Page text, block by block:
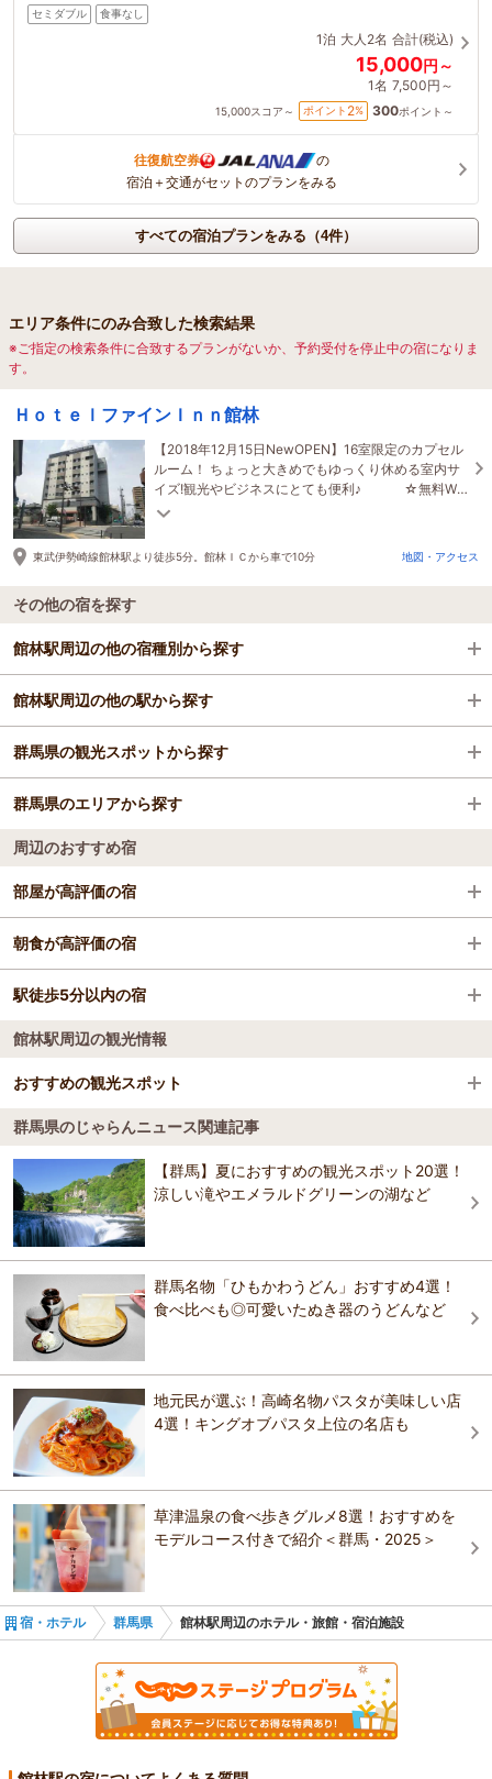
セミダブル 食事なし
1泊 大人2名 合計(税込)
15,000円～
1名 7,500円～
15,000スコア～ ポイント 2% 300ポイント～
往復航空券
の
宿泊＋交通がセットのプランをみる
すべての宿泊プランをみる（4件）
エリア条件にのみ合致した検索結果
※ご指定の検索条件に合致するプランがないか、予約受付を停止中の宿になりま
す。
ＨｏｔｅｌファインＩｎｎ館林
【2018年12月15日NewOPEN】16室限定のカプセル
ルーム！ ちょっと大きめでもゆっくり休める室内サ
イズ!観光やビジネスにとても便利♪ ☆無料Wi-
Fi完備☆シャワー室＆ロッカー完備☆
東武伊勢崎線館林駅より徒歩5分。館林ＩＣから車で10分 地図・アクセス
その他の宿を探す
館林駅周辺の他の宿種別から探す
ビジネスホテル
格安ホテル
館林駅周辺の他の駅から探す
高崎駅
前橋駅
伊勢崎駅
高崎問屋町駅
新町駅
西小泉駅
新伊勢崎駅
倉賀野駅
群馬県の観光スポットから探す
富岡製糸場
草津温泉
伊香保おもちゃと人形・自動車博物館
伊香保グリーン牧場
榛名神社
熱乃湯
草津熱帯圏
群馬県のエリアから探す
万座・嬬恋・北軽井沢
水上・月夜野・猿ヶ京・法師
渋川・伊香保
沼田・老神・尾瀬
赤城・桐生・渡良瀬
藤岡・碓氷・磯部・妙義
周辺のおすすめ宿
部屋が高評価の宿
天然温泉 妙義の湯 ドーミーイン前橋
ホテル シーラックパル高崎
高崎ワシントンホテルプラザ
アパホテル〈伊勢崎駅南〉
ホテル ココ・グラン高崎
榛名の湯 ドーミーイン高崎
ホテルサンダーソン
ホテルメトロポリタン高崎
榛名湖温泉ゆうすげ
朝食が高評価の宿
天然温泉 妙義の湯 ドーミーイン前橋
ホテル シーラックパル高崎
新前橋ターミナルホテル
アパホテル〈前橋駅北〉
高崎ワシントンホテルプラザ
アパホテル〈伊勢崎駅南〉
ホテル ココ・グラン高崎
アパホテル〈高崎駅前〉2026年2月リニューアル
太田グランドホテル Ohta Grand Hotel
高崎アーバンホテル
駅徒歩5分以内の宿
天然温泉 妙義の湯 ドーミーイン前橋
ベルズイン前橋
新前橋ターミナルホテル
高崎ワシントンホテルプラザ
ホテル ココ・グラン高崎
ビジネスホテル寿々屋
アパホテル〈高崎駅前〉2026年2月リニューアル
太田グランドホテル Ohta Grand Hotel
高崎アーバンホテル
ニュー赤城＜高崎駅前＞
館林駅周辺の観光情報
おすすめの観光スポット
上毛野はにわの里公園
3.9
この公園一帯には６世紀初め東日本でも有数の勢力を誇った王の本拠
地があり、現在は石積みの巨大な古墳が復元。博物館の常設展示室で
は１５００年前の世界を模型や出土品などで再現。はにわ工房では無
料のはにわ作り体験も。作ったはにわは名前等を入れ古墳の周りに設
置される。訪れた記念に挑戦してみては。
おすすめの観光スポットガイドを見る
群馬県のじゃらんニュース関連記事
【群馬】夏におすすめの観光スポット20選！
涼しい滝やエメラルドグリーンの湖など
群馬名物「ひもかわうどん」おすすめ4選！
食べ比べも◎可愛いたぬき器のうどんなど
地元民が選ぶ！高崎名物パスタが美味しい店
4選！キングオブパスタ上位の名店も
草津温泉の食べ歩きグルメ8選！おすすめを
モデルコース付きで紹介＜群馬・2025＞
宿・ホテル 群馬県 館林駅周辺のホテル・旅館・宿泊施設